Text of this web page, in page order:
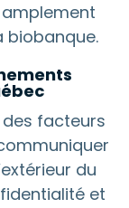
biobanque.
facteurs
du
et